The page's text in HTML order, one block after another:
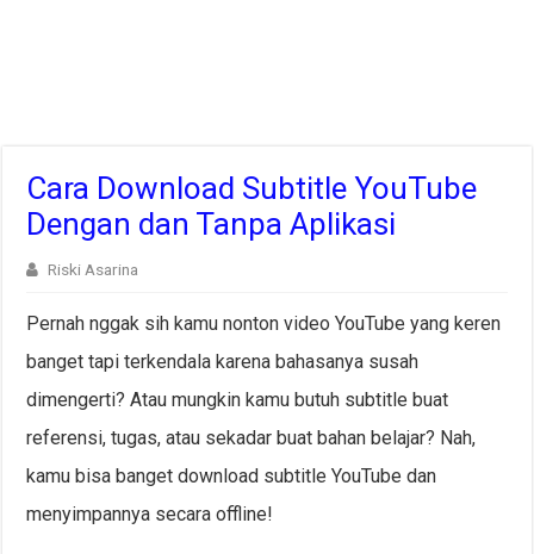
Cara Download Subtitle YouTube
Dengan dan Tanpa Aplikasi
Riski Asarina
Pernah nggak sih kamu nonton video YouTube yang keren
banget tapi terkendala karena bahasanya susah
dimengerti? Atau mungkin kamu butuh subtitle buat
referensi, tugas, atau sekadar buat bahan belajar? Nah,
kamu bisa banget download subtitle YouTube dan
menyimpannya secara offline!